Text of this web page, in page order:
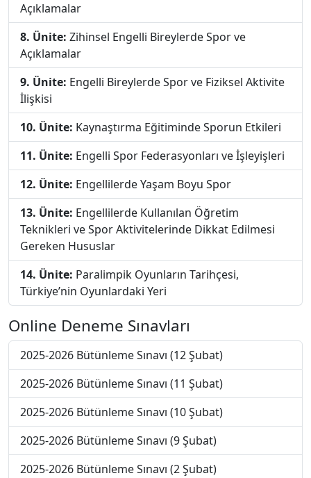
Açıklamalar
8. Ünite: Zihinsel Engelli Bireylerde Spor ve
Açıklamalar
9. Ünite: Engelli Bireylerde Spor ve Fiziksel Aktivite
İlişkisi
10. Ünite: Kaynaştırma Eğitiminde Sporun Etkileri
11. Ünite: Engelli Spor Federasyonları ve İşleyişleri
12. Ünite: Engellilerde Yaşam Boyu Spor
13. Ünite: Engellilerde Kullanılan Öğretim
Teknikleri ve Spor Aktivitelerinde Dikkat Edilmesi
Gereken Hususlar
14. Ünite: Paralimpik Oyunların Tarihçesi,
Türkiye’nin Oyunlardaki Yeri
Online Deneme Sınavları
2025-2026 Bütünleme Sınavı (12 Şubat)
2025-2026 Bütünleme Sınavı (11 Şubat)
2025-2026 Bütünleme Sınavı (10 Şubat)
2025-2026 Bütünleme Sınavı (9 Şubat)
2025-2026 Bütünleme Sınavı (2 Şubat)